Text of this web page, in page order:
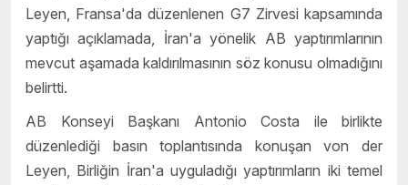
Leyen, Fransa'da düzenlenen G7 Zirvesi kapsamında
yaptığı açıklamada, İran'a yönelik AB yaptırımlarının
mevcut aşamada kaldırılmasının söz konusu olmadığını
belirtti.
AB Konseyi Başkanı Antonio Costa ile birlikte
düzenlediği basın toplantısında konuşan von der
Leyen, Birliğin İran'a uyguladığı yaptırımların iki temel